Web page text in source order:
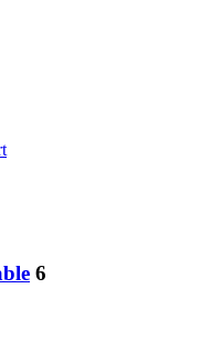
6